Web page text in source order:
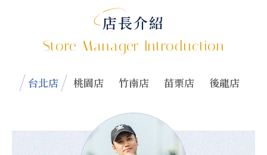
店長介紹
Store Manager Introduction
台北店 桃園店 竹南店 苗栗店 後龍店